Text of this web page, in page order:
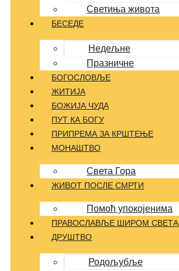
Светиња живота
БЕСЕДЕ
Недељне
Празничне
БОГОСЛОВЉЕ
ЖИТИЈА
БОЖИЈА ЧУДА
ПУТ КА БОГУ
ПРИПРЕМА ЗА КРШТЕЊЕ
МОНАШТВО
Света Гора
ЖИВОТ ПОСЛЕ СМРТИ
Помоћ упокојенима
ПРАВОСЛАВЉЕ ШИРОМ СВЕТА
ДРУШТВО
Родољубље